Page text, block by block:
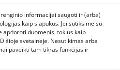
informacijai saugoti ir (arba)
kaip slapukus. Jei sutiksime su
apdoroti duomenis, tokius kaip
šioje svetainėje. Nesutikimas arba
paveikti tam tikras funkcijas ir
ir veterinarijos tarnyba
07170 Vilnius